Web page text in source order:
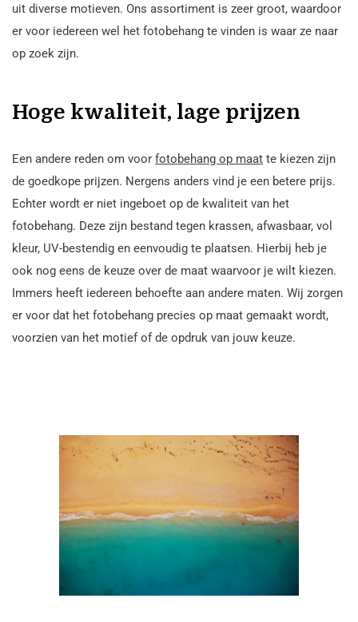
uit diverse motieven. Ons assortiment is zeer groot, waardoor
er voor iedereen wel het fotobehang te vinden is waar ze naar
op zoek zijn.
Hoge kwaliteit, lage prijzen
Een andere reden om voor fotobehang op maat te kiezen zijn
de goedkope prijzen. Nergens anders vind je een betere prijs.
Echter wordt er niet ingeboet op de kwaliteit van het
fotobehang. Deze zijn bestand tegen krassen, afwasbaar, vol
kleur, UV-bestendig en eenvoudig te plaatsen. Hierbij heb je
ook nog eens de keuze over de maat waarvoor je wilt kiezen.
Immers heeft iedereen behoefte aan andere maten. Wij zorgen
er voor dat het fotobehang precies op maat gemaakt wordt,
voorzien van het motief of de opdruk van jouw keuze.